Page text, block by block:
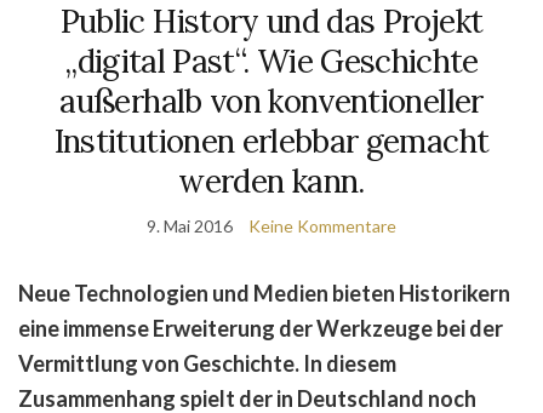
Public History und das Projekt
„digital Past“. Wie Geschichte
außerhalb von konventioneller
Institutionen erlebbar gemacht
werden kann.
9. Mai 2016 Keine Kommentare
Neue Technologien und Medien bieten Historikern
eine immense Erweiterung der Werkzeuge bei der
Vermittlung von Geschichte. In diesem
Zusammenhang spielt der in Deutschland noch